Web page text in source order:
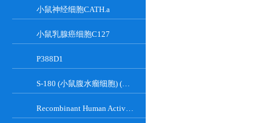
小鼠神经细胞CATH.a
小鼠乳腺癌细胞C127
P388D1
S-180 (小鼠腹水瘤细胞) (种属鉴定正确)
Recombinant Human Active Focal Adhesion Kinase